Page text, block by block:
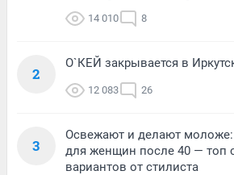
14 010 8
2
О`КЕЙ закрывается в
12 083 26
3
Освежают и делают
для женщин после 40 — топ
вариантов от стилиста